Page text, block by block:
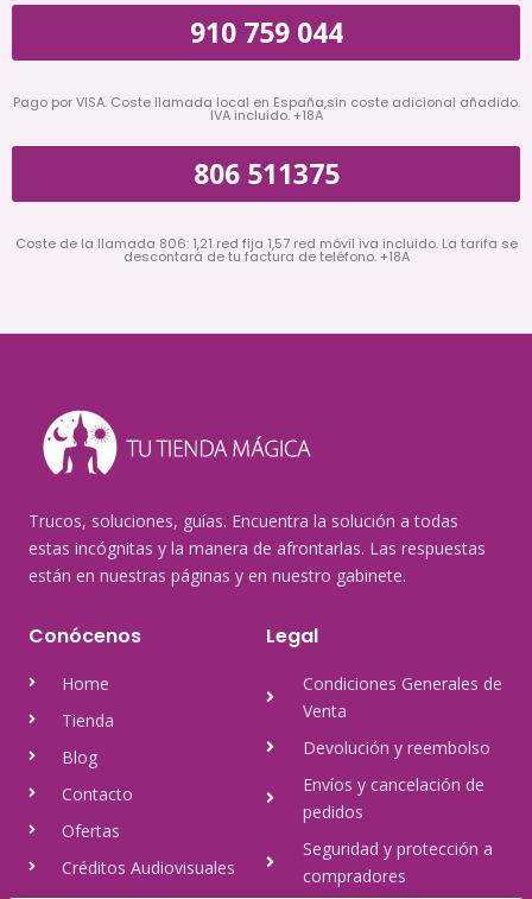
910 759 044
Pago por VISA. Coste llamada local en España,sin coste adicional añadido.
IVA incluido. +18A
806 511375
Coste de la llamada 806: 1,21 red fija 1,57 red móvil iva incluido. La tarifa se
descontará de tu factura de teléfono. +18A
Trucos, soluciones, guías. Encuentra la solución a todas
estas incógnitas y la manera de afrontarlas. Las respuestas
están en nuestras páginas y en nuestro gabinete.
Conócenos
Home
Tienda
Blog
Contacto
Ofertas
Créditos Audiovisuales
Legal
Condiciones Generales de
Venta
Devolución y reembolso
Envíos y cancelación de
pedidos
Seguridad y protección a
compradores